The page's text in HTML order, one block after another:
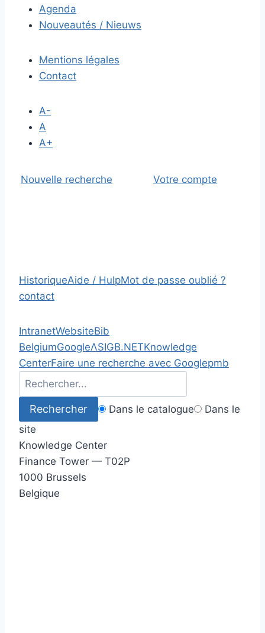
Agenda
Nouveautés / Nieuws
Mentions légales
Contact
A-
A
A+
Nouvelle recherche Votre compte
HistoriqueAide / HulpMot de passe oublié ?
contact
IntranetWebsiteBib
BelgiumGoogleΛSIGB.NETKnowledge
CenterFaire une recherche avec Googlepmb
Dans le catalogue
Dans le
site
Knowledge Center
Finance Tower — T02P
1000 Brussels
Belgique